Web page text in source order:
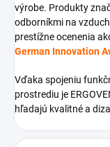
výrobe. Produkty
odborníkmi na
prestížne ocenenia
German Innovation
Vďaka spojeniu
prostrediu je
hľadajú kvalitné a